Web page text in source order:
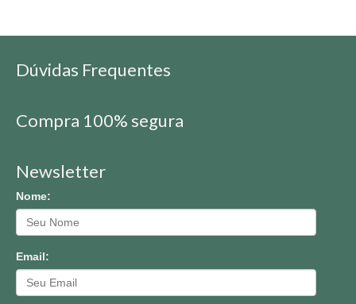
Dúvidas Frequentes
Compra 100% segura
Newsletter
Nome:
Email: